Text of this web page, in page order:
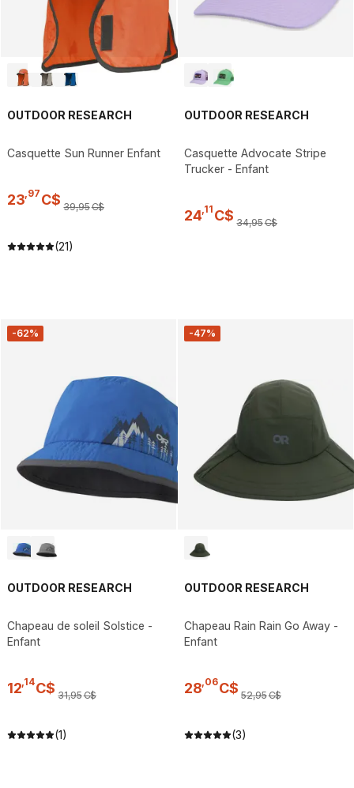
OUTDOOR RESEARCH
Casquette Sun Runner Enfant
23 97 C$ 39,95C$
(21)
OUTDOOR RESEARCH
Casquette Advocate Stripe
Trucker - Enfant
24 11 C$ 34,95C$
-62%
OUTDOOR RESEARCH
Chapeau de soleil Solstice -
Enfant
12 14C$ 31,95C$
(1)
-47%
OUTDOOR RESEARCH
Chapeau Rain Rain Go Away -
Enfant
28 06C$ 52,95C$
(3)